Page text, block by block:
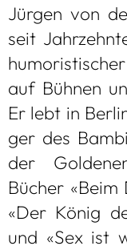
Jür­gen von
seit
auf Büh­nen
Er lebt in
ger des
der
Bücher «Beim
«Der König
und «Sex ist